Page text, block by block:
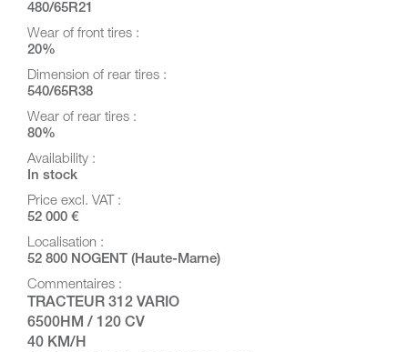
480/65R21
Wear of front tires :
20%
Dimension of rear tires :
540/65R38
Wear of rear tires :
80%
Availability :
In stock
Price excl. VAT :
52 000 €
Localisation :
52 800 NOGENT (Haute-Marne)
Commentaires :
TRACTEUR 312 VARIO
6500HM / 120 CV
40 KM/H